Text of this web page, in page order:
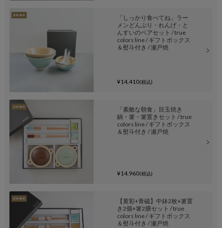
「しっかり食べてね」ラー
メンどんぶり・れんげ・と
んすいのペアセット / true
colors line / ギフトボックス
＆熨斗付き / 瀬戸焼
¥14,410(税込)
「素敵な朝食」目玉焼き
鍋・箸・箸置きセット / true
colors line / ギフトボックス
＆熨斗付き / 瀬戸焼
¥14,960(税込)
【黄彩+青磁】中鉢2枚+箸置
き2個+箸2膳セット / true
colors line / ギフトボックス
＆熨斗付き / 瀬戸焼